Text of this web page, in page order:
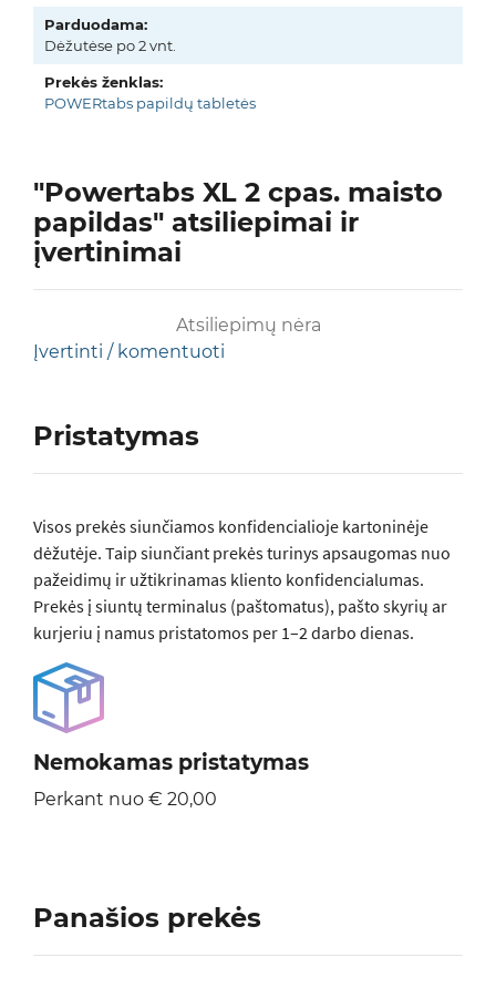
Parduodama:
Dėžutėse po 2 vnt.
Prekės ženklas:
POWERtabs papildų tabletės
"Powertabs XL 2 cpas. maisto
papildas" atsiliepimai ir
įvertinimai
Atsiliepimų nėra
Įvertinti / komentuoti
Pristatymas
Visos prеkės siunčiamos konfidencialioje kartoninėje
dėžutėje. Taip siunčiant prekės turinys apsaugomas nuo
pažeidimų ir užtikrinamas kliento konfidencialumas.
Prekės į siuntų terminalus (paštomatus), pašto skyrių ar
kurjeriu į namus pristatomos per 1–2 darbo dienas.
Nemokamas pristatymas
Perkant nuo € 20,00
Panašios prekės